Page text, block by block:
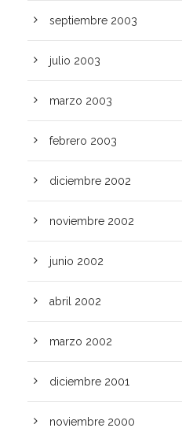
septiembre 2003
julio 2003
marzo 2003
febrero 2003
diciembre 2002
noviembre 2002
junio 2002
abril 2002
marzo 2002
diciembre 2001
noviembre 2000